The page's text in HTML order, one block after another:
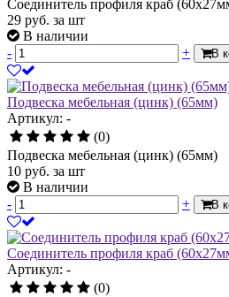
Соединитель профиля краб
29 руб. за шт
В наличии
-
+ В
Подвеска мебельная (цинк) (65мм)
Артикул: -
(0)
Подвеска мебельная (цинк) (65мм)
10 руб. за шт
В наличии
-
+ В
Соединитель профиля краб
Артикул: -
(0)